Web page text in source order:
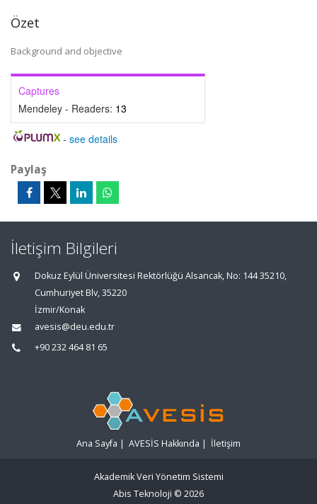
Özet
Background and objective
Captures
Mendeley - Readers: 13
- see details
Paylaş
İletişim Bilgileri
Dokuz Eylül Üniversitesi Rektörlüğü Alsancak, No: 144 35210,
Cumhuriyet Blv, 35220
İzmir/Konak
avesis@deu.edu.tr
+90 232 464 81 65
Ana Sayfa | AVESİS Hakkında | İletişim
Akademik Veri Yönetim Sistemi
Abis Teknoloji © 2026